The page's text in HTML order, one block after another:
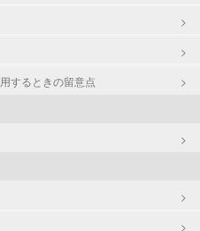
するときの留意点